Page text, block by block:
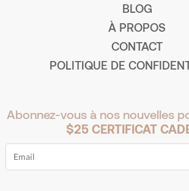
BLOG
À PROPOS
CONTACT
POLITIQUE DE
Abonnez-vous à nos nouvelles
$25 CERTIFICAT